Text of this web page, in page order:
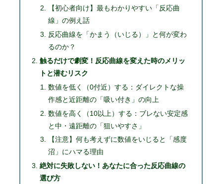
【初心者向け】最もわかりやすい「反応曲
線」の例え話
反応曲線を「かまう（いじる）」と何が変わ
るのか？
触るだけで劇変！反応曲線を変えた時のメリッ
トと潜むリスク
数値を低く（0付近）する：ダイレクトな操
作感と近距離の「吸い付き」の向上
数値を高く（10以上）する：ブレない安定感
と中・遠距離の「狙いやすさ」
【注意】何も考えずに数値をいじると「感度
沼」にハマる理由
絶対に失敗しない！あなたに合った反応曲線の
選び方